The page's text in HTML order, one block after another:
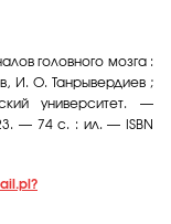
головного мозга :
И. О. Танрывердиев ;
университет. —
— 74 с. : ил. — ISBN